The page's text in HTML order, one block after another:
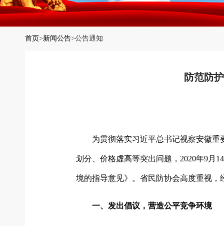
首页>新闻公告>公告通知
防范防
为贯彻落实习近平总书记视察安徽
划分、价格虚高等突出问题，2020年9月
境的指导意见》。省民防协会高度重视
一、发出倡议，营造公平竞争环境